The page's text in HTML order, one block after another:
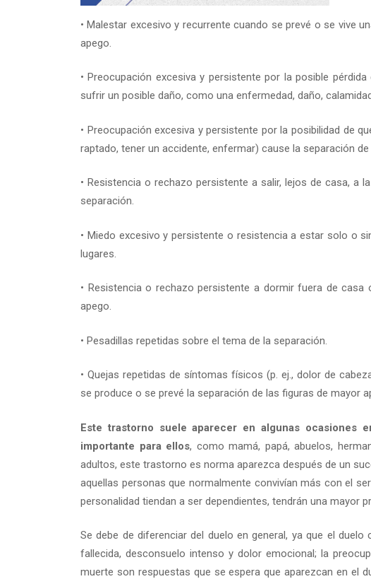
• Malestar excesivo y recurrente cuando se prevé o se vive
apego.
• Preocupación excesiva y persistente por la posible
sufrir un posible daño, como una enfermedad, daño,
• Preocupación excesiva y persistente por la posibilidad de
raptado, tener un accidente, enfermar) cause la separación de
• Resistencia o rechazo persistente a salir, lejos de casa, a
separación.
• Miedo excesivo y persistente o resistencia a estar solo o
lugares.
• Resistencia o rechazo persistente a dormir fuera de
apego.
• Pesadillas repetidas sobre el tema de la separación.
• Quejas repetidas de síntomas físicos (p. ej., dolor de
se produce o se prevé la separación de las figuras de mayor
Este trastorno suele aparecer en algunas ocasiones
importante para ellos, como mamá, papá, abuelos,
adultos, este trastorno es norma aparezca después de un
aquellas personas que normalmente convivían más con el
personalidad tiendan a ser dependientes, tendrán una mayor
Se debe de diferenciar del duelo en general, ya que el
fallecida, desconsuelo intenso y dolor emocional; la
muerte son respuestas que se espera que aparezcan en el